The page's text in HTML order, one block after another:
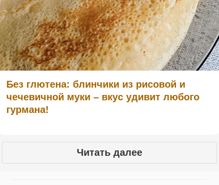
Без глютена: блинчики из рисовой и
чечевичной муки – вкус удивит любого
гурмана!
Читать далее